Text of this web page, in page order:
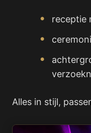
receptie
Alles in stijl,